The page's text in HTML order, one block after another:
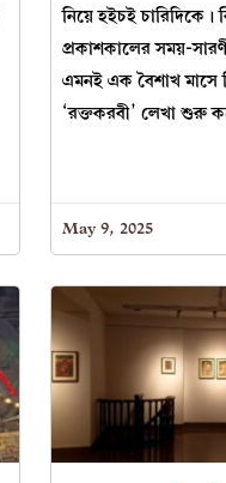
নিয়ে হইচই চারিদিকে।
প্রকাশকালের সময়-
এমনই এক বৈশাখ
‘রক্তকরবী’ লেখা শুরু
May 9, 2025